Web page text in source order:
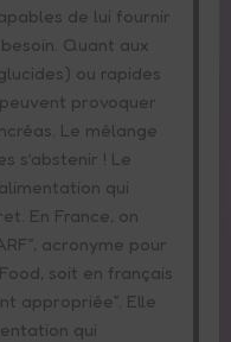
de lui fournir
Quant aux
ou rapides
provoquer
Le mélange
s’abstenir ! Le
qui
En France, on
acronyme pour
soit en français
appropriée”. Elle
qui